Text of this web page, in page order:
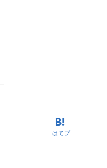
はてブ